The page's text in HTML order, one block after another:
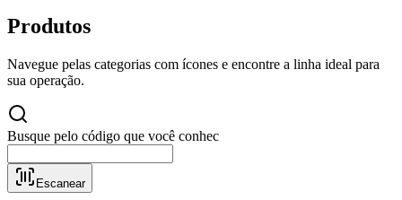
Produtos
Navegue pelas categorias com ícones e encontre a linha ideal para
sua operação.
Busque pelo código que você conhece...
Escanear